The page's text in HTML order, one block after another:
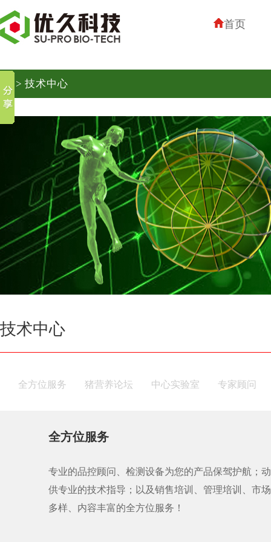
首页
> 技术中心
技术中心
全方位服务 猪营养论坛 中心实验室 专家顾问
全方位服务
专业的品控顾问、检测设备为您的产品保驾护航；
供专业的技术指导；以及销售培训、管理培训、市
多样、内容丰富的全方位服务！